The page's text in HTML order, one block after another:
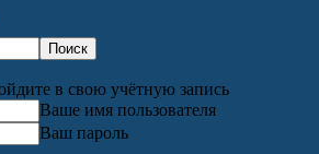
в свою учётную запись
Ваше имя пользователя
Ваш пароль